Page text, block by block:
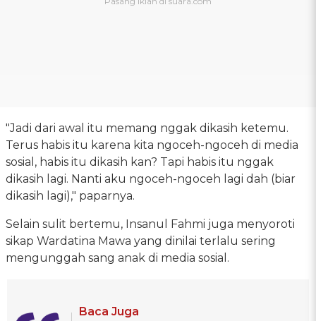
"Jadi dari awal itu memang nggak dikasih ketemu.
Terus habis itu karena kita ngoceh-ngoceh di media
sosial, habis itu dikasih kan? Tapi habis itu nggak
dikasih lagi. Nanti aku ngoceh-ngoceh lagi dah (biar
dikasih lagi)," paparnya.
Selain sulit bertemu, Insanul Fahmi juga menyoroti
sikap Wardatina Mawa yang dinilai terlalu sering
mengunggah sang anak di media sosial.
Baca Juga